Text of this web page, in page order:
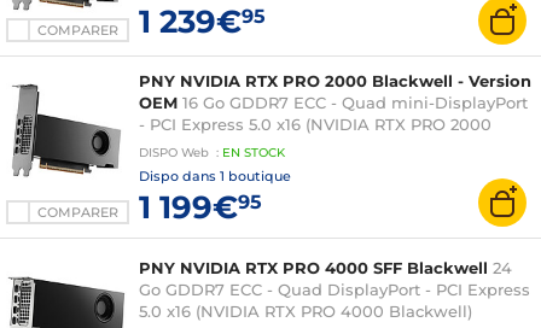
COMPARER 1 239€95
COMPARER
PNY NVIDIA RTX PRO 2000 Blackwell - Version
OEM 16 Go GDDR7 ECC - Quad mini-DisplayPort
- PCI Express 5.0 x16 (NVIDIA RTX PRO 2000
Blackwell)
DISPO Web : EN STOCK
Dispo dans 1 boutique
1 199€95
PNY NVIDIA RTX PRO 4000 SFF Blackwell 24
Go GDDR7 ECC - Quad DisplayPort - PCI Express
5.0 x16 (NVIDIA RTX PRO 4000 Blackwell)